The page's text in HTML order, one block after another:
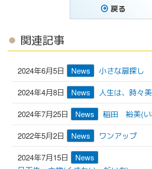
ー
シ
ン
戻る
関連記事
2024年6月5日 News 小さな扉探し
2024年4月8日 News 人生は、時々美
2024年7月25日 News 稲田 裕美(
2022年5月2日 News ワンアップ
2024年7月15日
News